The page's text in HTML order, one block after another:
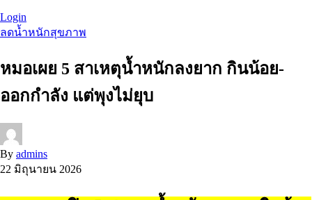
Login
ลดน้ำหนักสุขภาพ
หมอเผย 5 สาเหตุน้ำหนักลงยาก กินน้อย-
ออกกำลัง แต่พุงไม่ยุบ
By admins
22 มิถุนายน 2026